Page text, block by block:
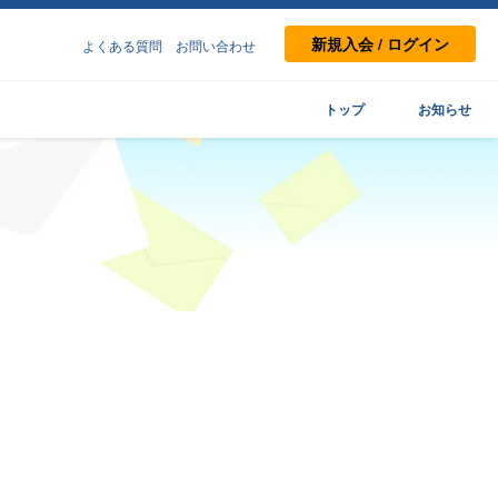
よくある質問 お問い合わせ 新規入会 / ログイン
トップ お知らせ